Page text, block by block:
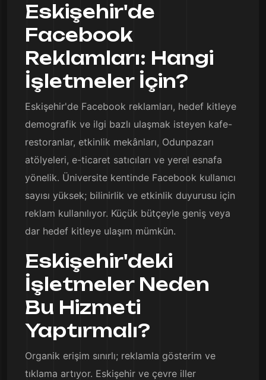
Eskişehir'de
Facebook
Reklamları: Hangi
İşletmeler İçin?
Eskişehir'de Facebook reklamları, hedef kitleye
demografik ve ilgi bazlı ulaşmak isteyen kafe-
restoranlar, etkinlik mekânları, Odunpazarı
atölyeleri, e-ticaret satıcıları ve yerel esnafa
yönelik. Üniversite kentinde Facebook kullanıcı
sayısı yüksek; bilinirlik ve etkinlik duyurusu için
reklam kullanılıyor. Küçük bütçeyle geniş veya
dar hedef kitleye ulaşım mümkün.
Eskişehir'deki
İşletmeler Neden
Bu Hizmeti
Yaptırmalı?
Organik erişim sınırlı; reklamla gösterim ve
tıklama artıyor. Eskişehir ve çevre iller